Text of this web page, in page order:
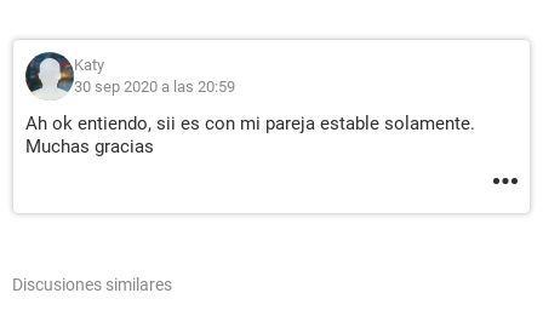
Katy
30 sep 2020 a las 20:59
Ah ok entiendo, sii es con mi pareja estable solamente.
Muchas gracias
Discusiones similares